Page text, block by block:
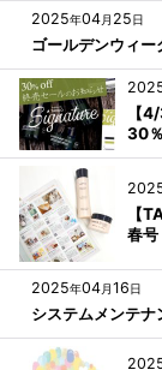
2025年04月 25日
ゴールデンウィ
【
30
【
春
2025年04月16日
システムメンテナ